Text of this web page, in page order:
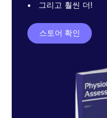
그리고 훨씬 더!
스토어 확인